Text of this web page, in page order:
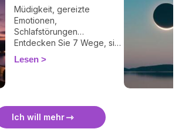
Müdigkeit, gereizte
Emotionen,
Schlafstörungen…
Entdecken Sie 7 Wege, sich
bei einer Finsternis
energetisch zu schützen
Lesen
Ich will mehr